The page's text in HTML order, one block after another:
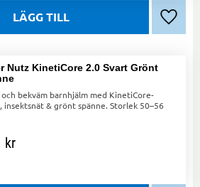
Lägg
Nutz KinetiCore 2.0 Svart Grönt
och bekväm barnhjälm med KinetiCore-
insektsnät & grönt spänne. Storlek 50–56
kr